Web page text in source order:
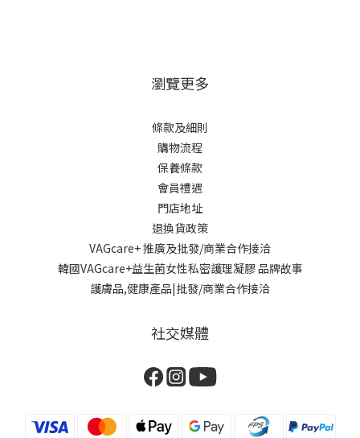
瀏覽更多
條款及細則
購物流程
保養條款
會員禮遇
門店地址
退換貨政策
VAGcare+ 推廣及批發/商業合作接洽
韓國VAGcare+益生菌女性私密護理凝膠 品牌故事
護膚品,健康產品|批發/商業合作接洽
社交媒體